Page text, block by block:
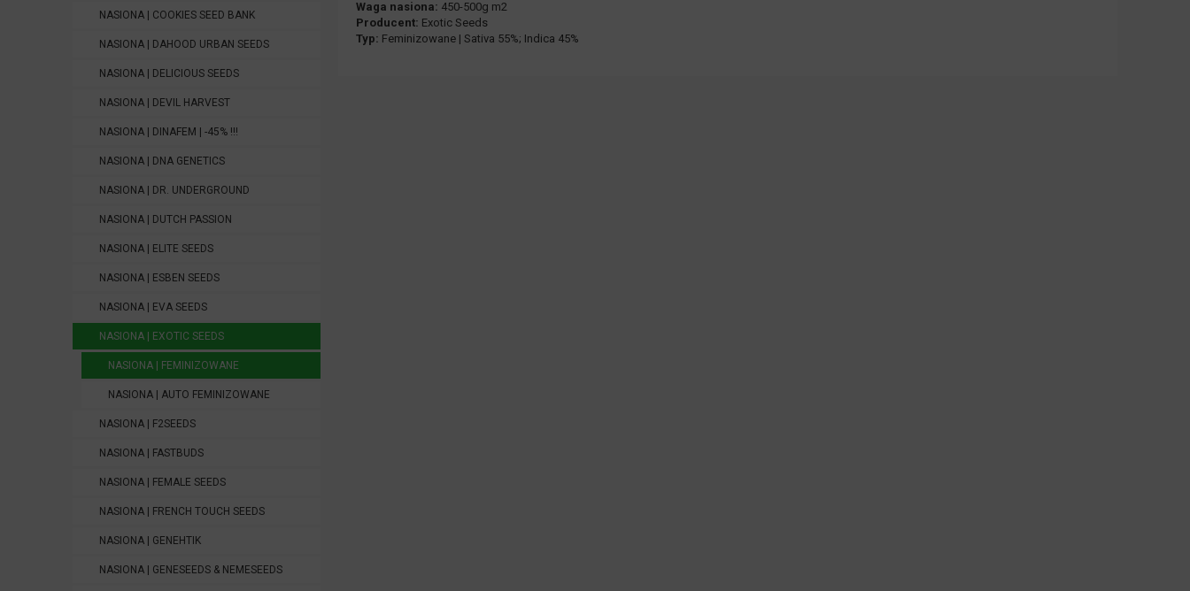
NASIONA | COOKIES SEED BANK
NASIONA | DAHOOD URBAN SEEDS
NASIONA | DELICIOUS SEEDS
NASIONA | DEVIL HARVEST
NASIONA | DINAFEM | -45% !!!
NASIONA | DNA GENETICS
NASIONA | DR. UNDERGROUND
NASIONA | DUTCH PASSION
NASIONA | ELITE SEEDS
NASIONA | ESBEN SEEDS
NASIONA | EVA SEEDS
NASIONA | EXOTIC SEEDS
NASIONA | FEMINIZOWANE
NASIONA | AUTO FEMINIZOWANE
NASIONA | F2SEEDS
NASIONA | FASTBUDS
NASIONA | FEMALE SEEDS
NASIONA | FRENCH TOUCH SEEDS
NASIONA | GENEHTIK
NASIONA | GENESEEDS & NEMESEEDS
Waga nasiona: 450-500g m2
Producent: Exotic Seeds
Typ: Feminizowane | Sativa 55%; Indica 45%